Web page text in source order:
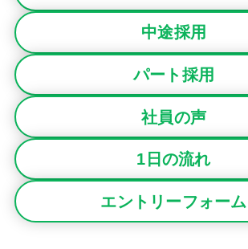
中途採用
パート採用
社員の声
1日の流れ
エントリーフォーム